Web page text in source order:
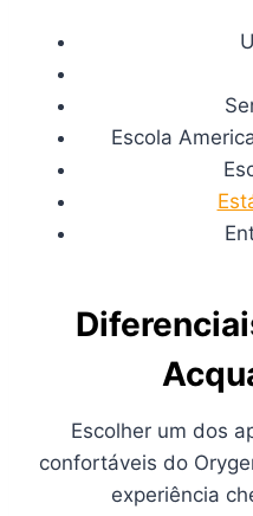
Escola
Escolher um dos
confortáveis do
experiência